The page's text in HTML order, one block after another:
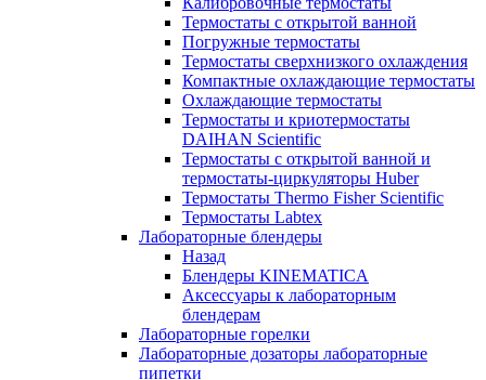
Термостаты с открытой ванной
Погружные термостаты
Термостаты сверхнизкого охлаждения
Компактные охлаждающие термостаты
Охлаждающие термостаты
Термостаты и криотермостаты
DAIHAN Scientific
Термостаты с открытой ванной и
термостаты-циркуляторы Huber
Термостаты Thermo Fisher Scientific
Термостаты Labtex
Лабораторные блендеры
Назад
Блендеры KINEMATICA
Аксессуары к лабораторным
блендерам
Лабораторные горелки
Лабораторные дозаторы лабораторные
пипетки